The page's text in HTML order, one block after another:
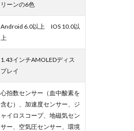
リーンの6色
Android 6.0以上 IOS 10.0以
上
1.43インチAMOLEDディス
プレイ
心拍数センサー（血中酸素を
含む）、加速度センサー、ジ
ャイロスコープ、地磁気セン
サー、空気圧センサー、環境